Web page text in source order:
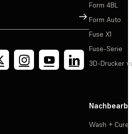
Registrieren
Form 4BL
Form Auto
Fuse X1
Fuse-Serie
3D-Drucker
Wash + Cure